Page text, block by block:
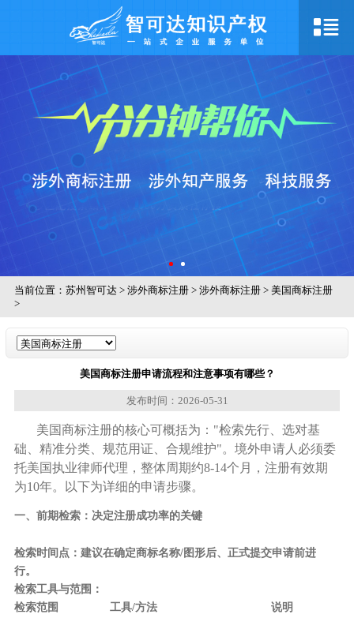
当前位置： 苏州智可达 > 涉外商标注册> 涉外商标注册> 美国商标注册
>
美国商标注册申请流程和注意事项有哪些？
发布时间：2026-05-31
美国商标注册的核心可概括为："检索先行、选对基
础、精准分类、规范用证、合规维护"。境外申请人必须委
托美国执业律师代理，整体周期约8-14个月，注册有效期
为10年。以下为详细的申请步骤。
一、前期检索：决定注册成功率的关键
检索时间点：建议在确定商标名称/图形后、正式提交申请前进
行。
检索工具与范围 ：
检索范围
工具/方法
说明